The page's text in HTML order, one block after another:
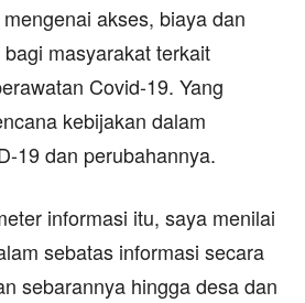
akses, biaya dan
masyarakat terkait
Covid-19. Yang
kebijakan dalam
19 dan perubahannya.
informasi itu, saya menilai
sebatas informasi secara
sebarannya hingga desa dan